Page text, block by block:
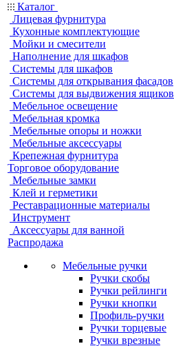
Каталог
Лицевая фурнитура
Кухонные комплектующие
Мойки и смесители
Наполнение для шкафов
Системы для шкафов
Системы для открывания фасадов
Системы для выдвижения ящиков
Мебельное освещение
Мебельная кромка
Мебельные опоры и ножки
Мебельные аксессуары
Крепежная фурнитура
Торговое оборудование
Мебельные замки
Клей и герметики
Реставрационные материалы
Инструмент
Аксессуары для ванной
Распродажа
Мебельные ручки
Ручки скобы
Ручки рейлинги
Ручки кнопки
Профиль-ручки
Ручки торцевые
Ручки врезные